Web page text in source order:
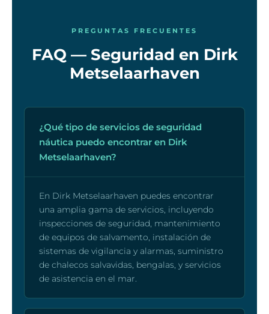
PREGUNTAS FRECUENTES
FAQ — Seguridad en Dirk
Metselaarhaven
¿Qué tipo de servicios de seguridad
náutica puedo encontrar en Dirk
Metselaarhaven?
En Dirk Metselaarhaven puedes encontrar
una amplia gama de servicios, incluyendo
inspecciones de seguridad, mantenimiento
de equipos de salvamento, instalación de
sistemas de vigilancia y alarmas, suministro
de chalecos salvavidas, bengalas, y servicios
de asistencia en el mar.